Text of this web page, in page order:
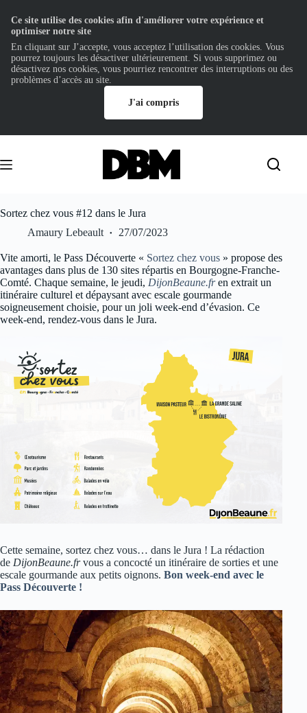
contenu
Sortez chez vous #12 dans le Jura
Amaury Lebeault
27/07/2023
Vite amorti, le Pass Découverte « Sortez chez vous » propose des
avantages dans plus de 130 sites répartis en Bourgogne-Franche-
Comté. Chaque semaine, le jeudi, DijonBeaune.fren extrait un
itinéraire culturel et dépaysant avec escale gourmande
soigneusement choisie, pour un joli week-end d’évasion. Ce
week-end, rendez-vous dans le Jura.
Cette semaine, sortez chez vous… dans le Jura ! La rédaction
de DijonBeaune.frvous a concocté un itinéraire de sorties et une
escale gourmande aux petits oignons. Bon week-end avec le
Pass Découverte !
Ce site utilise des cookies afin d'améliorer votre expérience et
optimiser notre site
En cliquant sur J’accepte, vous acceptez l’utilisation des cookies. Vous
pourrez toujours les désactiver ultérieurement. Si vous supprimez ou
désactivez nos cookies, vous pourriez rencontrer des interruptions ou des
problèmes d’accès au site.
J'ai compris